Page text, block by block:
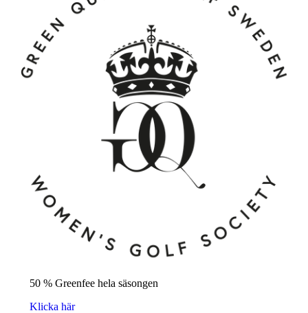
50 % Greenfee hela säsongen
Klicka här